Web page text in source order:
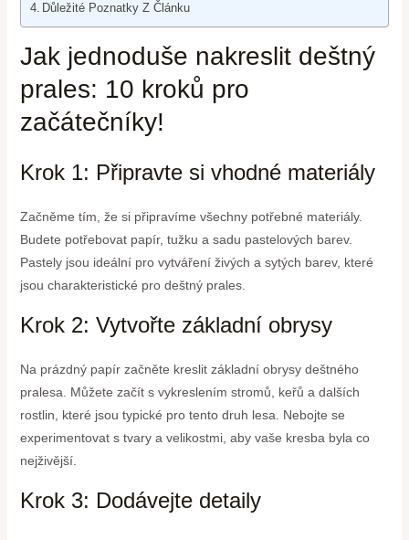
Důležité Poznatky Z Článku
Jak jednoduše nakreslit deštný
prales: 10 kroků pro
začátečníky!
Krok 1: Připravte si vhodné materiály
Začněme tím, že si připravíme všechny potřebné materiály.
Budete potřebovat papír, tužku a sadu pastelových barev.
Pastely jsou ideální pro vytváření živých a sytých barev, které
jsou charakteristické pro deštný prales.
Krok 2: Vytvořte základní obrysy
Na prázdný papír začněte kreslit základní obrysy deštného
pralesa. Můžete začít s vykreslením stromů, keřů a dalších
rostlin, které jsou typické pro tento druh lesa. Nebojte se
experimentovat s tvary a velikostmi, aby vaše kresba byla co
nejživější.
Krok 3: Dodávejte detaily